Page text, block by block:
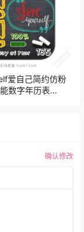
爱自己简约仿粉
数字年历表
确认修改